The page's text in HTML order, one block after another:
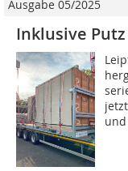
Ausgabe 05/2025
Inklusive